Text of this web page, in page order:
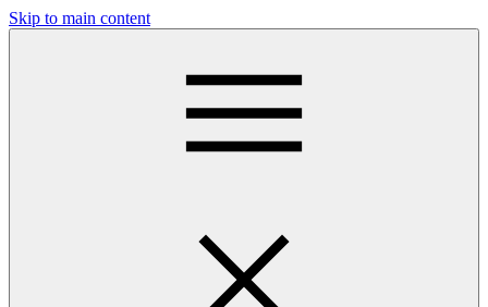
Skip to main content